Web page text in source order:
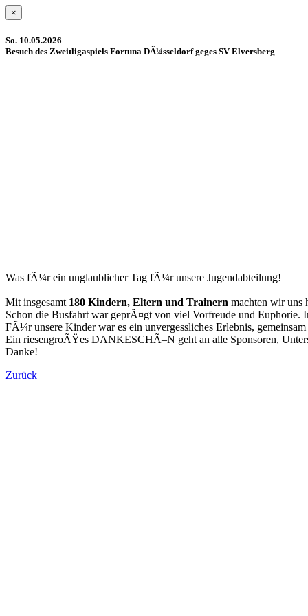
×
So. 10.05.2026
Besuch des Zweitligaspiels Fortuna DÃ¼sseldorf geges SV Elversberg
Was fÃ¼r ein unglaublicher Tag fÃ¼r unsere Jugendabteilung!
Mit insgesamt 180 Kindern, Eltern und Trainern machten wir uns
Schon die Busfahrt war geprÃ¤gt von viel Vorfreude und Euphorie.
FÃ¼r unsere Kinder war es ein unvergessliches Erlebnis,
Ein riesengroÃŸes DANKESCHÃ–N geht an alle Sponsoren,
Danke!
Zurück